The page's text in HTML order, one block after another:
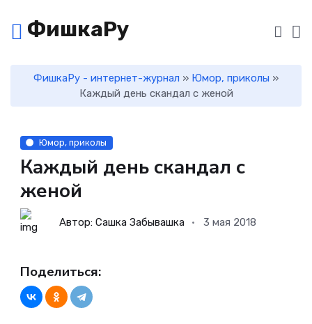
ФишкаРу
ФишкаРу - интернет-журнал » Юмор, приколы »
Каждый день скандал с женой
Юмор, приколы
Каждый день скандал с
женой
Автор: Сашка Забывашка 3 мая 2018
Поделиться: